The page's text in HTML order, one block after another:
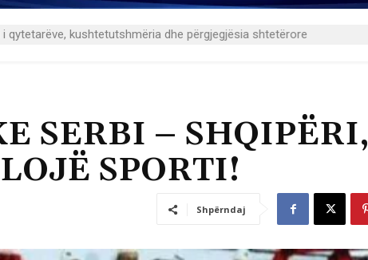
SERBI – SHQIPËRI,
SPORTI!
Shpërndaj